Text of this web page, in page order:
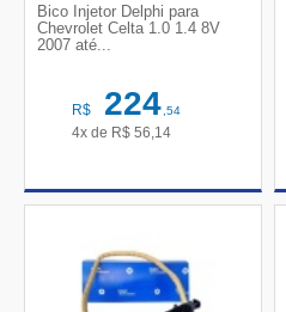
Bico Injetor Delphi para
Chevrolet Celta 1.0 1.4 8V
2007 até...
R$ 224,54
4x de R$ 56,14